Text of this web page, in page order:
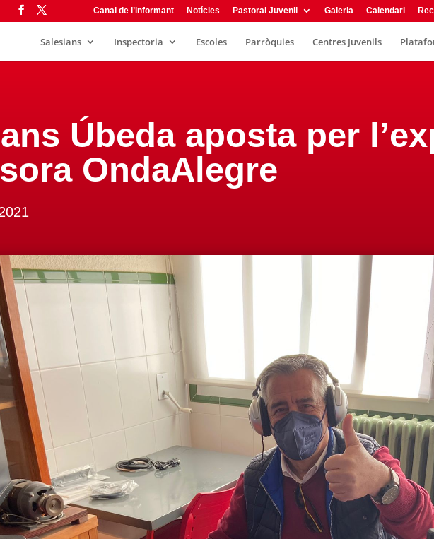
Canal de l’informant Notícies Pastoral Juvenil Galeria Calendari
Salesians Inspectoria Escoles Parròquies Centres Juvenils
Úbeda aposta per
OndaAlegre